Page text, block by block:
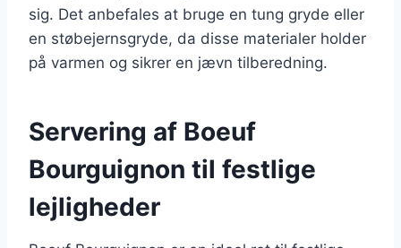
sig. Det anbefales at bruge en tung gryde eller
en støbejernsgryde, da disse materialer holder
på varmen og sikrer en jævn tilberedning.
Servering af Boeuf
Bourguignon til festlige
lejligheder